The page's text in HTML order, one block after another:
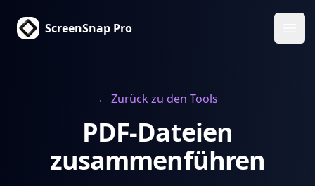
ScreenSnap Pro
← Zurück zu den Tools
PDF-Dateien
zusammenführen